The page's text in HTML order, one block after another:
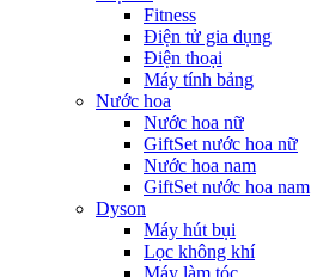
Fitness
Điện tử gia dụng
Điện thoại
Máy tính bảng
Nước hoa
Nước hoa nữ
GiftSet nước hoa nữ
Nước hoa nam
GiftSet nước hoa nam
Dyson
Máy hút bụi
Lọc không khí